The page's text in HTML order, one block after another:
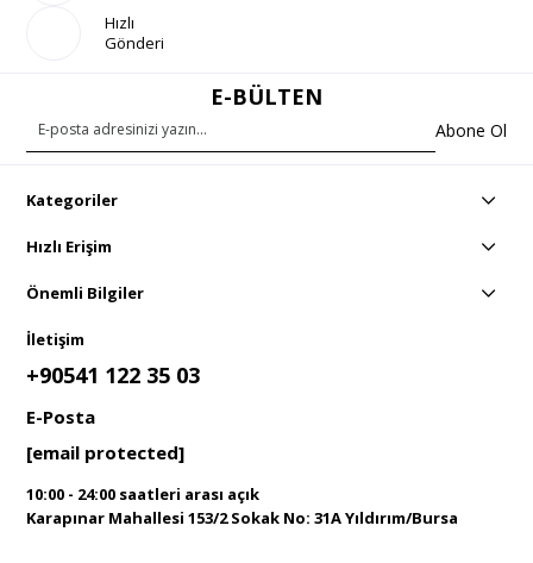
Hızlı
Gönderi
E-BÜLTEN
Abone Ol
Kategoriler
Hızlı Erişim
Önemli Bilgiler
İletişim
+90541 122 35 03
E-Posta
[email protected]
10:00 - 24:00 saatleri arası açık
Karapınar Mahallesi 153/2 Sokak No: 31A Yıldırım/Bursa